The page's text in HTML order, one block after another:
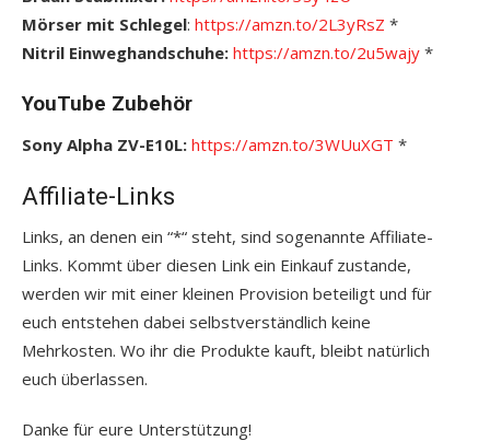
Mörser mit Schlegel: https://amzn.to/2L3yRsZ *
Nitril Einweghandschuhe: https://amzn.to/2u5wajy *
YouTube Zubehör
Sony Alpha ZV-E10L: https://amzn.to/3WUuXGT *
Affiliate-Links
Links, an denen ein “*“ steht, sind sogenannte Affiliate-
Links. Kommt über diesen Link ein Einkauf zustande,
werden wir mit einer kleinen Provision beteiligt und für
euch entstehen dabei selbstverständlich keine
Mehrkosten. Wo ihr die Produkte kauft, bleibt natürlich
euch überlassen.
Danke für eure Unterstützung!